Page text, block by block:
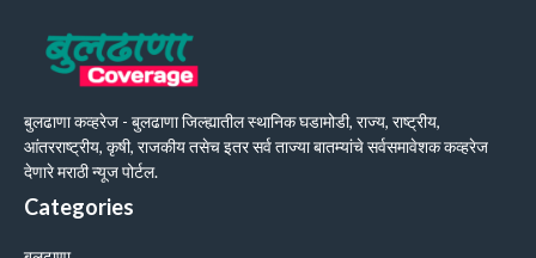
बुलढाणा कव्हरेज - बुलढाणा जिल्ह्यातील स्थानिक घडामोडी, राज्य, राष्ट्रीय,
आंतरराष्ट्रीय, कृषी, राजकीय तसेच इतर सर्व ताज्या बातम्यांचे सर्वसमावेशक कव्हरेज
देणारे मराठी न्यूज पोर्टल.
Categories